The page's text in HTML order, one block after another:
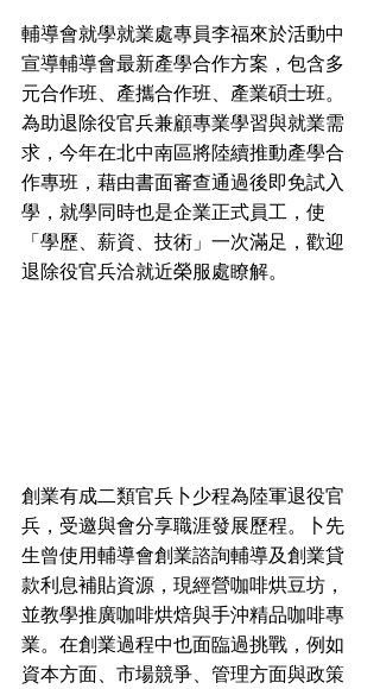
輔導會就學就業處專員李福來於活動中
宣導輔導會最新產學合作方案，包含多
元合作班、產攜合作班、產業碩士班。
為助退除役官兵兼顧專業學習與就業需
求，今年在北中南區將陸續推動產學合
作專班，藉由書面審查通過後即免試入
學，就學同時也是企業正式員工，使
「學歷、薪資、技術」一次滿足，歡迎
退除役官兵洽就近榮服處瞭解。
創業有成二類官兵卜少程為陸軍退役官
兵，受邀與會分享職涯發展歷程。卜先
生曾使用輔導會創業諮詢輔導及創業貸
款利息補貼資源，現經營咖啡烘豆坊，
並教學推廣咖啡烘焙與手沖精品咖啡專
業。在創業過程中也面臨過挑戰，例如
資本方面、市場競爭、管理方面與政策